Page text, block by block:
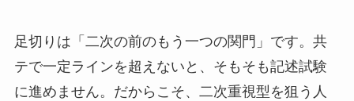
足切りは「二次の前のもう一つの関門」です。共
テで一定ラインを超えないと、そもそも記述試験
に進めません。だからこそ、二次重視型を狙う人